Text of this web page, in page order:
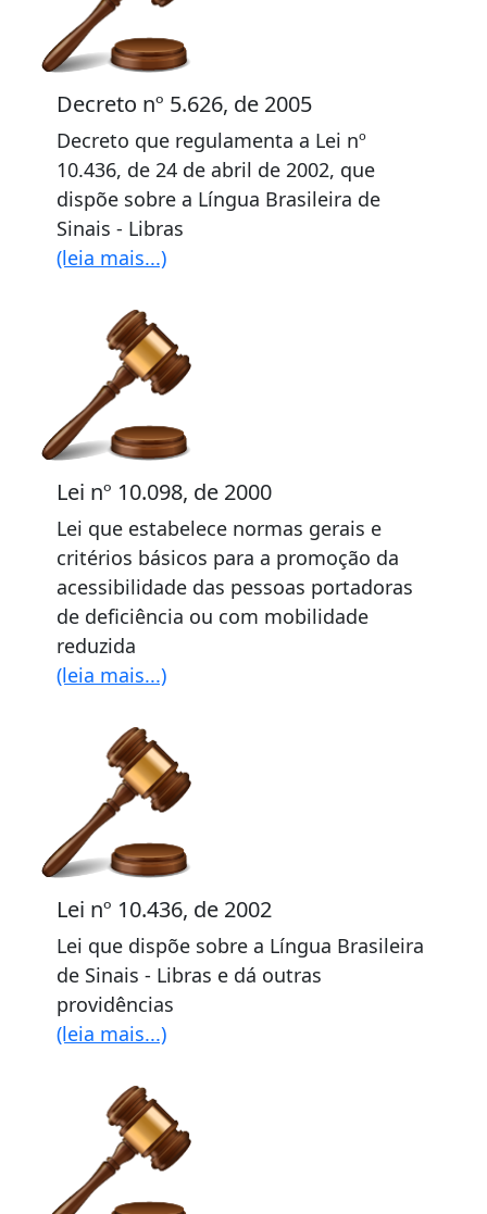
Decreto nº 5.626, de 2005
Decreto que regulamenta a Lei nº
10.436, de 24 de abril de 2002, que
dispõe sobre a Língua Brasileira de
Sinais - Libras
(leia mais...)
Lei nº 10.098, de 2000
Lei que estabelece normas gerais e
critérios básicos para a promoção da
acessibilidade das pessoas portadoras
de deficiência ou com mobilidade
reduzida
(leia mais...)
Lei nº 10.436, de 2002
Lei que dispõe sobre a Língua Brasileira
de Sinais - Libras e dá outras
providências
(leia mais...)